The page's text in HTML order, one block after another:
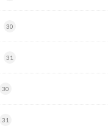
30
31
30
31